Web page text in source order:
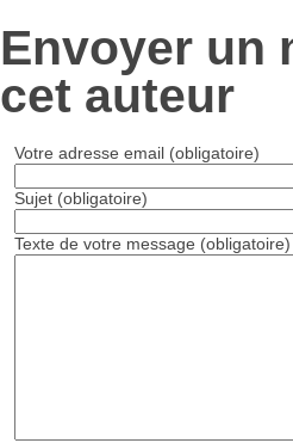
Envoyer un
cet auteur
Votre adresse email (obligatoire)
Sujet (obligatoire)
Texte de votre message (obligatoire)